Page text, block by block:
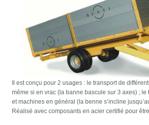
Il est conçu pour 2 usages : le transport de
même si en vrac (la banne bascule sur 3 axes) ; le
et machines en général (la benne s’incline
Réalisé avec composants en acier certifié pour